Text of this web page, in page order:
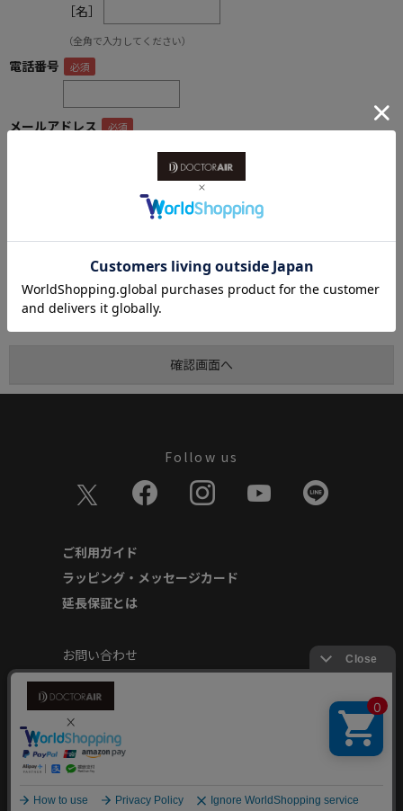
［名］
（全角で入力してください）
電話番号
メールアドレス
Follow us
ご利用ガイド
ラッピング・メッセージカード
延長保証とは
お問い合わせ
個人情報の取り扱いについて
特定商取引に基づく表記
商品延長保証規約
安心してご使用いただくために
Copyright © Dream Factory Inc. All rights reserved.